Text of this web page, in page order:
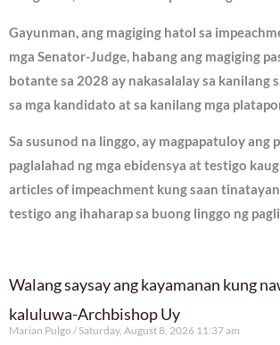
Gayunman, ang magiging hatol sa
mga Senator-Judge, habang ang magiging
botante sa 2028 ay nakasalalay sa kanilang
sa mga kandidato at sa kanilang mga
Sa susunod na linggo, ay magpapatuloy ang
paglalahad ng mga ebidensya at testigo
articles of impeachment kung saan
testigo ang ihaharap sa buong linggo ng
Walang saysay ang kayamanan kung
kaluluwa-Archbishop Uy
Marian Pulgo Saturday, August 8, 2026 11:37 am